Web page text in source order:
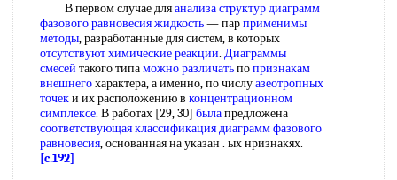
В первом случае дляанализа структурдиаграмм
фазового равновесия жидкость— парприменимы
методы, разработанные для систем, в которых
отсутствуют химические реакции. Диаграммы
смесей такого типаможно различатьпопризнакам
внешнегохарактера, а именно, по числуазеотропных
точеки их расположению в концентрационном
симплексе. В работах [29, 30] былапредложена
соответствующая классификациядиаграмм фазового
равновесия, основанная на указан . ых нризнакях.
[c.192]